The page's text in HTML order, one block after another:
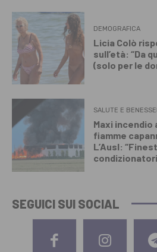
DEMOGRAFICA
Licia Colò
sull’età: “Da
(solo per le
SALUTE E
Maxi incendio
fiamme
L’Ausl:
SEGUICI SUI SOCIAL